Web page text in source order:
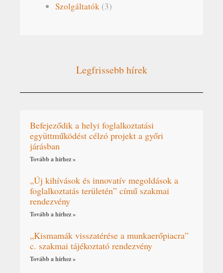
Szolgáltatók (3)
Legfrissebb hírek
Befejeződik a helyi foglalkoztatási
együttműködést célzó projekt a győri
járásban
Tovább a hírhez »
„Új kihívások és innovatív megoldások a
foglalkoztatás területén” című szakmai
rendezvény
Tovább a hírhez »
„Kismamák visszatérése a munkaerőpiacra”
c. szakmai tájékoztató rendezvény
Tovább a hírhez »